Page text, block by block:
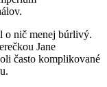
o nič menej búrlivý.
Jane
často komplikované